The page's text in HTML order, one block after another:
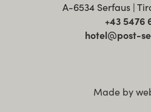
Made by
A-6534 Serfaus |
+43 5476
hotel@post-